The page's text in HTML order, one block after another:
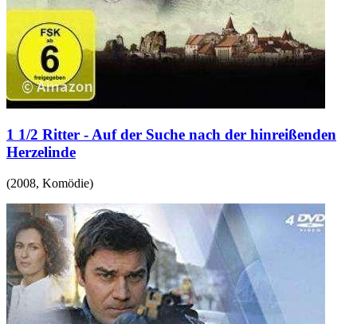
1 1/2 Ritter - Auf der Suche nach der hinreißenden
Herzelinde
(2008, Komödie)